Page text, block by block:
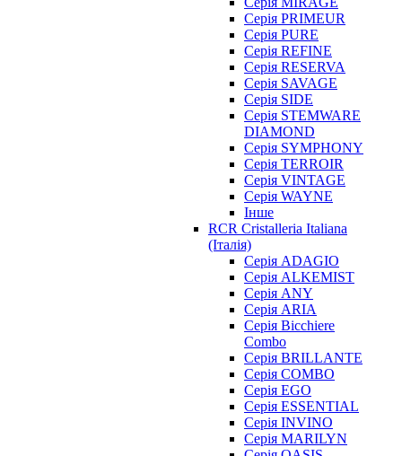
Серія PRIMEUR
Серія PURE
Серія REFINE
Серія RESERVA
Серія SAVAGE
Серія SIDE
Серія STEMWARE
DIAMOND
Серія SYMPHONY
Серія TERROIR
Серія VINTAGE
Серія WAYNE
Інше
RCR Cristalleria Italiana
(Італія)
Серія ADAGIO
Серія ALKEMIST
Серія ANY
Серія ARIA
Серія Bicchiere
Combo
Серія BRILLANTE
Серія COMBO
Серія EGO
Серія ESSENTIAL
Серія INVINO
Серія MARILYN